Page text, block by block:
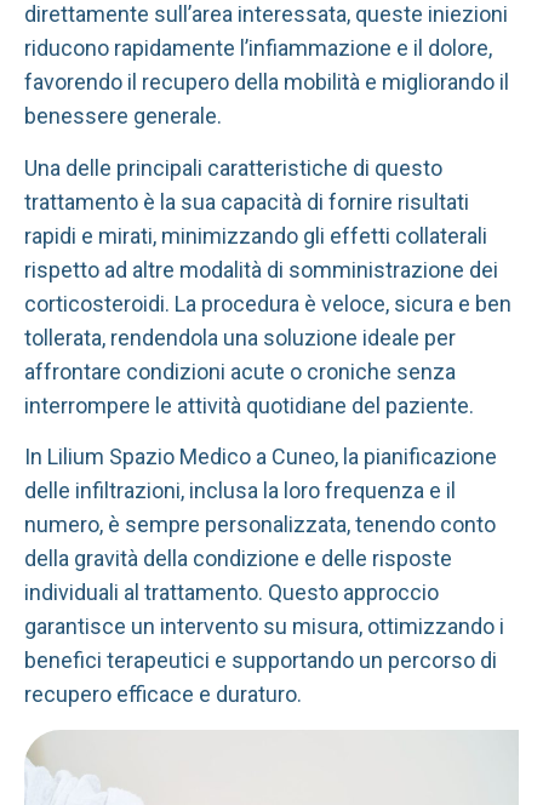
direttamente sull’area interessata, queste iniezioni
riducono rapidamente l’infiammazione e il dolore,
favorendo il recupero della mobilità e migliorando il
benessere generale.
Una delle principali caratteristiche di questo
trattamento è la sua capacità di fornire risultati
rapidi e mirati, minimizzando gli effetti collaterali
rispetto ad altre modalità di somministrazione dei
corticosteroidi. La procedura è veloce, sicura e ben
tollerata, rendendola una soluzione ideale per
affrontare condizioni acute o croniche senza
interrompere le attività quotidiane del paziente.
In Lilium Spazio Medico a Cuneo, la pianificazione
delle infiltrazioni, inclusa la loro frequenza e il
numero, è sempre personalizzata, tenendo conto
della gravità della condizione e delle risposte
individuali al trattamento. Questo approccio
garantisce un intervento su misura, ottimizzando i
benefici terapeutici e supportando un percorso di
recupero efficace e duraturo.